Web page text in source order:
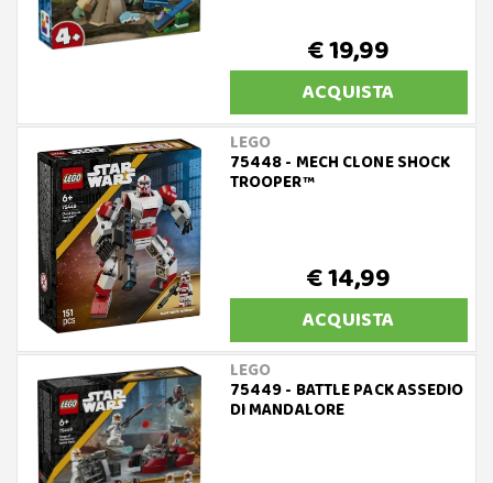
€ 19,99
ACQUISTA
LEGO
75448 - MECH CLONE SHOCK
TROOPER™
€ 14,99
ACQUISTA
LEGO
75449 - BATTLE PACK ASSEDIO
DI MANDALORE